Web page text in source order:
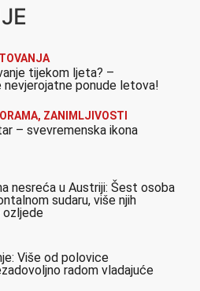
tijekom ljeta? –
ponude letova!
, ZANIMLJIVOSTI
– svevremenska ikona
nesreća u Austriji: Šest osoba
sudaru, više njih
ozljede
Više od polovice
radom vladajuće